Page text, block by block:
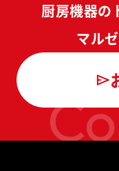
厨房機器の
マル